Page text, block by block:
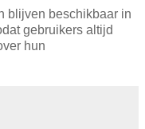
blijven beschikbaar in
gebruikers altijd
hun